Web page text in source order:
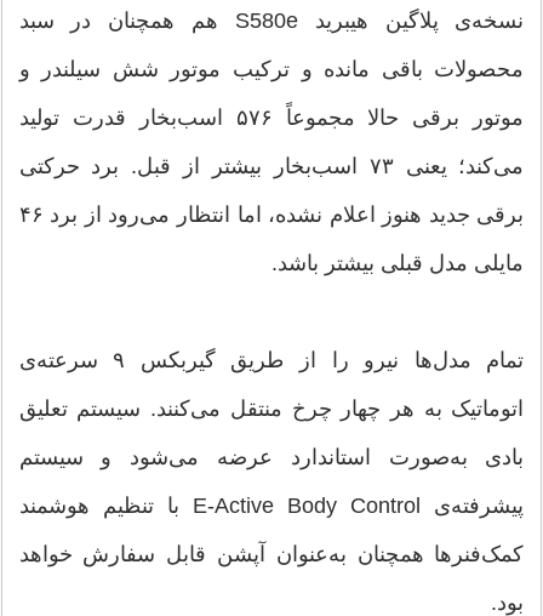
نسخه‌ی پلاگین هیبرید S580e هم همچنان در سبد
محصولات باقی مانده و ترکیب موتور شش سیلندر و
موتور برقی حالا مجموعاً ۵۷۶ اسب‌بخار قدرت تولید
می‌کند؛ یعنی ۷۳ اسب‌بخار بیشتر از قبل. برد حرکتی
برقی جدید هنوز اعلام نشده، اما انتظار می‌رود از برد ۴۶
مایلی مدل قبلی بیشتر باشد.
تمام مدل‌ها نیرو را از طریق گیربکس ۹ سرعته‌ی
اتوماتیک به هر چهار چرخ منتقل می‌کنند. سیستم تعلیق
بادی به‌صورت استاندارد عرضه می‌شود و سیستم
پیشرفته‌ی E-Active Body Control با تنظیم هوشمند
کمک‌فنرها همچنان به‌عنوان آپشن قابل سفارش خواهد
بود.